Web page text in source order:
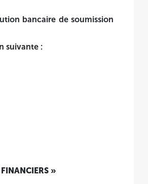
bancaire de soumission
suivante :
»